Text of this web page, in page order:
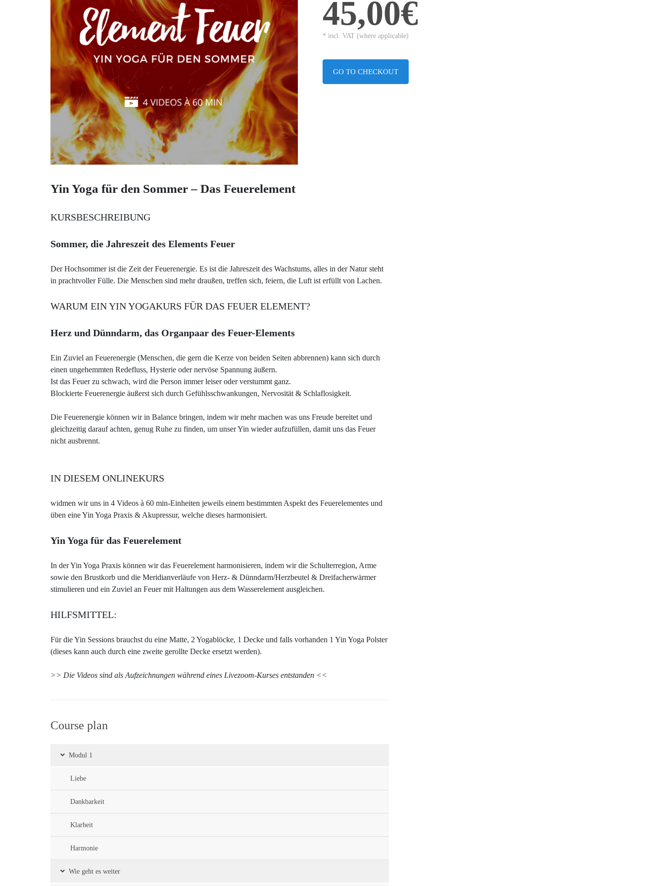
45,00€
* incl. VAT (where applicable)
GO TO CHECKOUT
Yin Yoga für den Sommer – Das Feuerelement
KURSBESCHREIBUNG
Sommer, die Jahreszeit des Elements Feuer
Der Hochsommer ist die Zeit der Feuerenergie. Es ist die Jahreszeit des Wachstums, alles in der Natur steht
in prachtvoller Fülle. Die Menschen sind mehr draußen, treffen sich, feiern, die Luft ist erfüllt von Lachen.
WARUM EIN YIN YOGAKURS FÜR DAS FEUER ELEMENT?
Herz und Dünndarm, das Organpaar des Feuer-Elements
Ein Zuviel an Feuerenergie (Menschen, die gern die Kerze von beiden Seiten abbrennen) kann sich durch
einen ungehemmten Redefluss, Hysterie oder nervöse Spannung äußern.
Ist das Feuer zu schwach, wird die Person immer leiser oder verstummt ganz.
Blockierte Feuerenergie äußerst sich durch Gefühlsschwankungen, Nervosität & Schlaflosigkeit.
Die Feuerenergie können wir in Balance bringen, indem wir mehr machen was uns Freude bereitet und
gleichzeitig darauf achten, genug Ruhe zu finden, um unser Yin wieder aufzufüllen, damit uns das Feuer
nicht ausbrennt.
IN DIESEM ONLINEKURS
widmen wir uns in 4 Videos à 60 min-Einheiten jeweils einem bestimmten Aspekt des Feuerelementes und
üben eine Yin Yoga Praxis & Akupressur, welche dieses harmonisiert.
Yin Yoga für das Feuerelement
In der Yin Yoga Praxis können wir das Feuerelement harmonisieren, indem wir die Schulterregion, Arme
sowie den Brustkorb und die Meridianverläufe von Herz- & Dünndarm/Herzbeutel & Dreifacherwärmer
stimulieren und ein Zuviel an Feuer mit Haltungen aus dem Wasserelement ausgleichen.
HILFSMITTEL:
Für die Yin Sessions brauchst du eine Matte, 2 Yogablöcke, 1 Decke und falls vorhanden 1 Yin Yoga Polster
(dieses kann auch durch eine zweite gerollte Decke ersetzt werden).
>> Die Videos sind als Aufzeichnungen während eines Livezoom-Kurses entstanden <<
Course plan
Modul 1
Liebe
Dankbarkeit
Klarheit
Harmonie
Wie geht es weiter